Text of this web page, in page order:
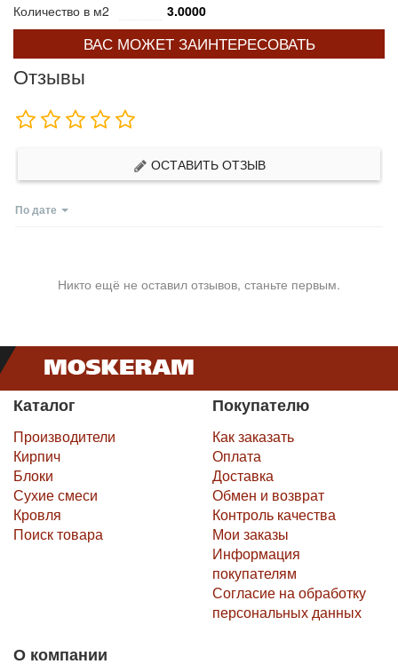
Количество в м2 3.0000
ВАС МОЖЕТ ЗАИНТЕРЕСОВАТЬ
Отзывы
ОСТАВИТЬ ОТЗЫВ
По дате
Никто ещё не оставил отзывов, станьте первым.
Каталог
Производители
Кирпич
Блоки
Сухие смеси
Кровля
Поиск товара
Покупателю
Как заказать
Оплата
Доставка
Обмен и возврат
Контроль качества
Мои заказы
Информация
покупателям
Согласие на обработку
персональных данных
О компании